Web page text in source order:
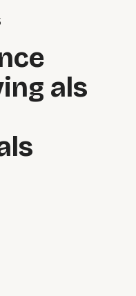
als